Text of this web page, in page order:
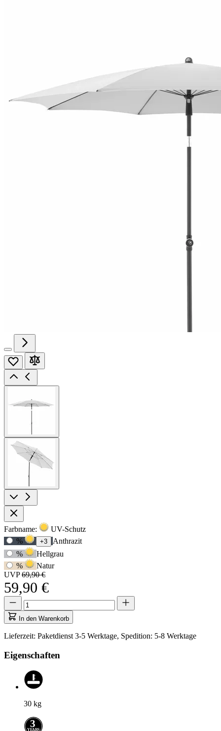
image
View
larger
image
Produktoptionen
Farbname:
UV-Schutz
Verwenden
Sie
die
Tabulatortaste,
um
zur
ersten
Auswahloption
zu
navigieren,
und
anschließend
Pfeiltasten,
um
zwischen
Optionen
wechseln.
% +3
Anthrazit
%
Hellgrau
%
Natur
UVP69,90 €
59,90 €
Menge
aktualisiert
auf
1
Menge
In den Warenkorb
Lieferzeit: Paketdienst 3-5 Werktage, Spedition: 5-8 Werktage
Eigenschaften
30 kg
YEARS
3